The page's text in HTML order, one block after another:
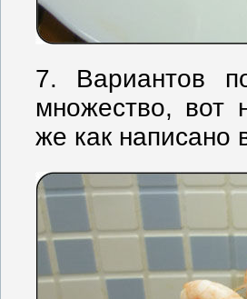
7. Вариантов
множество, вот
же как написано